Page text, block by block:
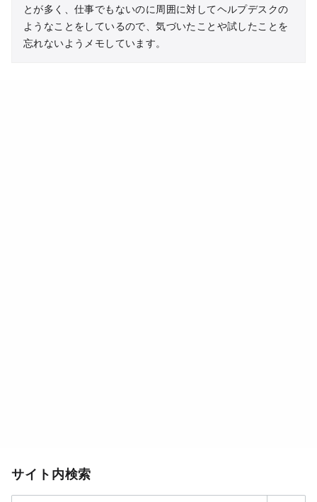
とが多く、仕事でもないのに周囲に対してヘルプデスクの
ようなことをしているので、気づいたことや試したことを
忘れないようメモしています。
サイト内検索